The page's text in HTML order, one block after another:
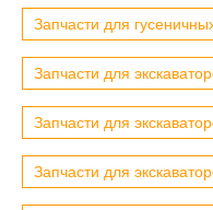
Запчасти для
Запчасти для
Запчасти для
Запчасти для